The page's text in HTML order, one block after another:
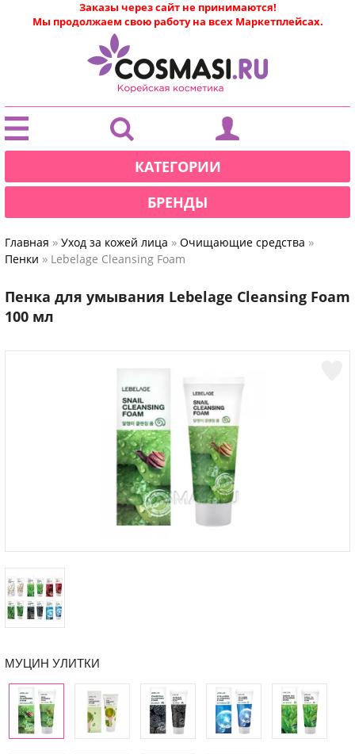
|
Заказы через сайт не принимаются!
Мы продолжаем свою работу на всех Маркетплейсах.
КАТЕГОРИИ
БРЕНДЫ
Главная » Уход за кожей лица » Очищающие средства »
Пенки » Lebelage Cleansing Foam
Пенка для умывания Lebelage Cleansing Foam
100 мл
МУЦИН УЛИТКИ